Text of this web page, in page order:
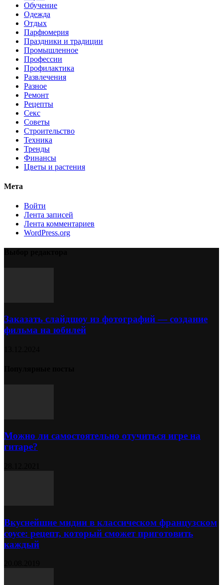
Обучение
Одежда
Отдых
Парфюмерия
Праздники и традиции
Промышленное
Профессии
Профилактика
Развлечения
Разное
Ремонт
Рецепты
Секс
Советы
Строительство
Техника
Тренды
Финансы
Цветы и растения
Мета
Войти
Лента записей
Лента комментариев
WordPress.org
Заказать слайдшоу из фотографий — создание
фильма на юбилей
Можно ли самостоятельно отучиться игре на
гитаре?
Вкуснейшие мидии в классическом французском
соусе: рецепт, который сможет приготовить
каждый